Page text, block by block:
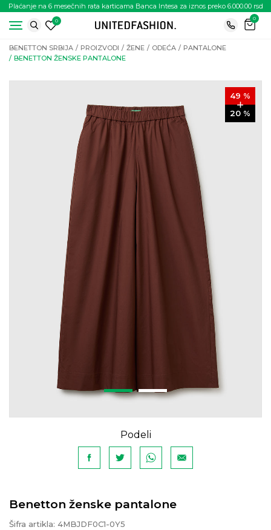
Plaćanje na 6 mesečnih rata karticama Banca Intesa za iznos preko 6.000.00 rsd
0
0
BENETTON SRBIJA PROIZVODI ŽENE ODEĆA
PANTALONE
BENETTON ŽENSKE PANTALONE
49 %
20 %
Podeli
Benetton ženske pantalone
Šifra artikla: 4MBJDF0C1-0Y5